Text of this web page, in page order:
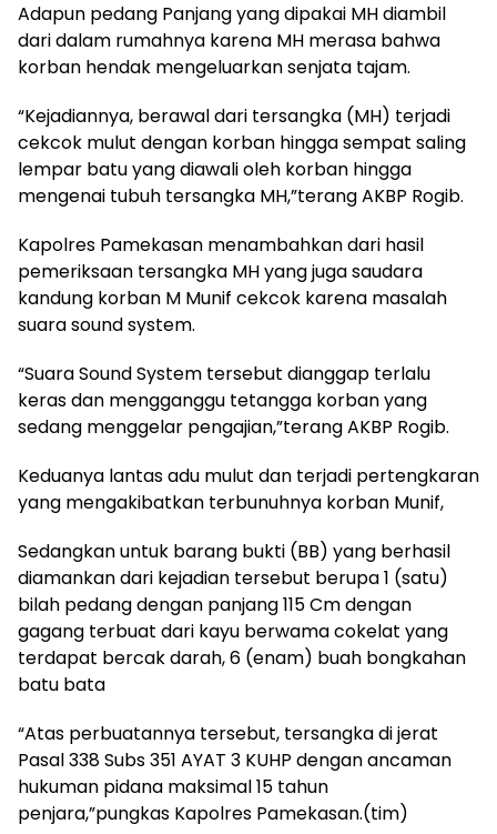
Adapun pedang Panjang yang dipakai MH diambil
dari dalam rumahnya karena MH merasa bahwa
korban hendak mengeluarkan senjata tajam.
“Kejadiannya, berawal dari tersangka (MH) terjadi
cekcok mulut dengan korban hingga sempat saling
lempar batu yang diawali oleh korban hingga
mengenai tubuh tersangka MH,”terang AKBP Rogib.
Kapolres Pamekasan menambahkan dari hasil
pemeriksaan tersangka MH yang juga saudara
kandung korban M Munif cekcok karena masalah
suara sound system.
“Suara Sound System tersebut dianggap terlalu
keras dan mengganggu tetangga korban yang
sedang menggelar pengajian,”terang AKBP Rogib.
Keduanya lantas adu mulut dan terjadi pertengkaran
yang mengakibatkan terbunuhnya korban Munif,
Sedangkan untuk barang bukti (BB) yang berhasil
diamankan dari kejadian tersebut berupa 1 (satu)
bilah pedang dengan panjang 115 Cm dengan
gagang terbuat dari kayu berwama cokelat yang
terdapat bercak darah, 6 (enam) buah bongkahan
batu bata
“Atas perbuatannya tersebut, tersangka di jerat
Pasal 338 Subs 351 AYAT 3 KUHP dengan ancaman
hukuman pidana maksimal 15 tahun
penjara,”pungkas Kapolres Pamekasan.(tim)